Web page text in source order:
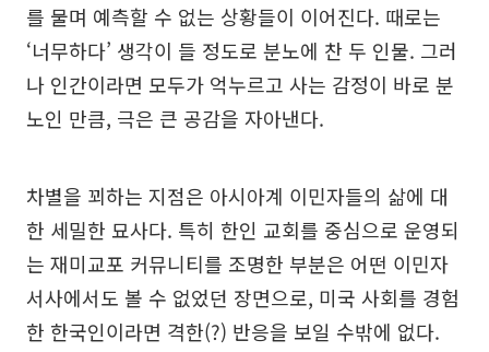
를 물며 예측할 수 없는 상황들이 이어진다. 때로는
‘너무하다’ 생각이 들 정도로 분노에 찬 두 인물. 그러
나 인간이라면 모두가 억누르고 사는 감정이 바로 분
노인 만큼, 극은 큰 공감을 자아낸다.
차별을 꾀하는 지점은 아시아계 이민자들의 삶에 대
한 세밀한 묘사다. 특히 한인 교회를 중심으로 운영되
는 재미교포 커뮤니티를 조명한 부분은 어떤 이민자
서사에서도 볼 수 없었던 장면으로, 미국 사회를 경험
한 한국인이라면 격한(?) 반응을 보일 수밖에 없다.